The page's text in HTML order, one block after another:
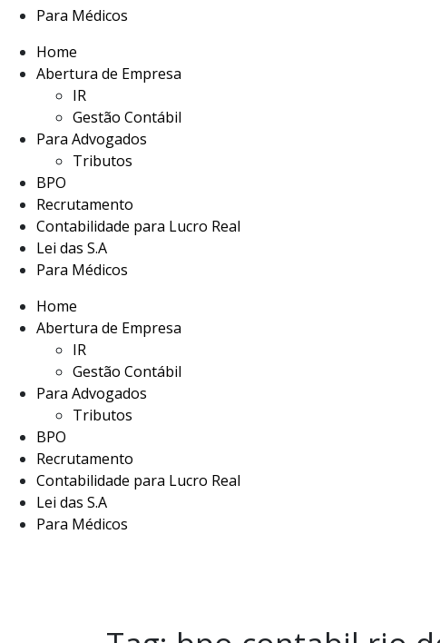
Para Médicos
Home
Abertura de Empresa
IR
Gestão Contábil
Para Advogados
Tributos
BPO
Recrutamento
Contabilidade para Lucro Real
Lei das S.A
Para Médicos
Home
Abertura de Empresa
IR
Gestão Contábil
Para Advogados
Tributos
BPO
Recrutamento
Contabilidade para Lucro Real
Lei das S.A
Para Médicos